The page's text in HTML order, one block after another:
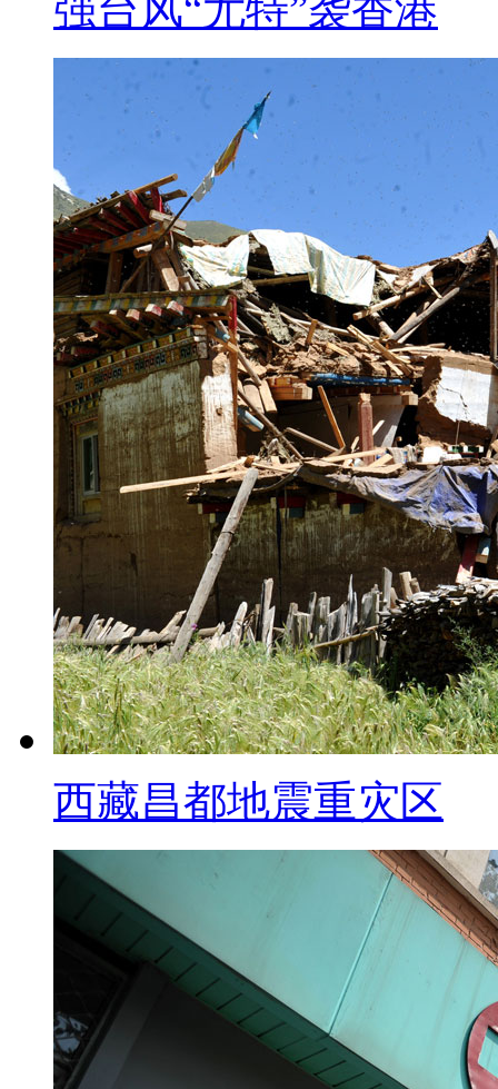
口播：
“北有北京天坛，南有新洲天
称，武汉新洲区的一片墓地占
仿造北京天坛、南海观音等著
地旅游发展。
【解说】：这片墓地位于武
的“武汉天堂文化生态园”，远远
【解说】开发商出示了建设
环境审批报告等材料。开发商
体的景点式陵园，并非私家墓
左右。
【同期】武汉锦辉天堂文化
姓感到，这个地方很高贵，所
这里来了以后的话，拜见先祖
方。我们这个地方将来的定价
【解说】不过，武汉大学社会
久，商家正是利用这种心理进
穷。老百姓应树立正确的殡葬
气的形成。
标题:公安部回应二代身份证
【解说】当居民丢失身份证
有任何注销措施，导致原身份
西藏昌都地震重灾区